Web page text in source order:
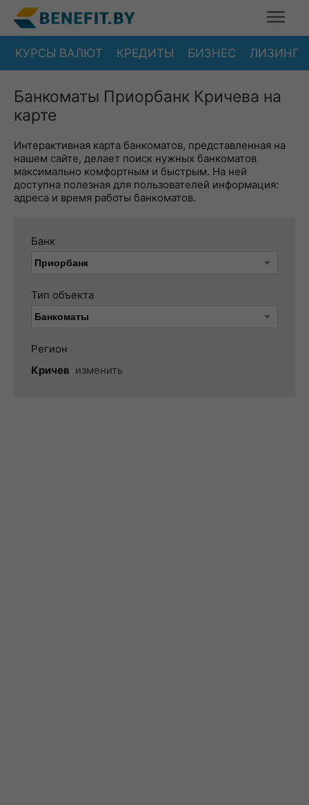
КУРСЫ ВАЛЮТ КРЕДИТЫ БИЗНЕС ЛИЗИНГ
Банкоматы Приорбанк Кричева на
карте
Интерактивная карта банкоматов, представленная на
нашем сайте, делает поиск нужных банкоматов
максимально комфортным и быстрым. На ней
доступна полезная для пользователей информация:
адреса и время работы банкоматов.
Банк
Тип объекта
Регион
Кричев изменить